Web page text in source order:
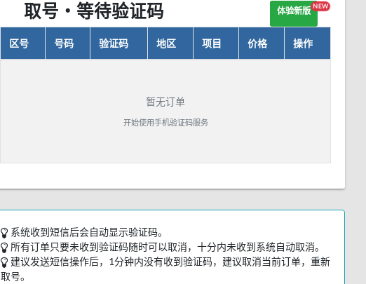
取号・等待验证码 体验新版 NEW
区号 号码 验证码 地区 项目 价格 操作
暂无订单
开始使用手机验证码服务
系统收到短信后会自动显示验证码。
所有订单只要未收到验证码随时可以取消，十分内未收到系统自动取消。
建议发送短信操作后，1分钟内没有收到验证码，建议取消当前订单，重新
取号。